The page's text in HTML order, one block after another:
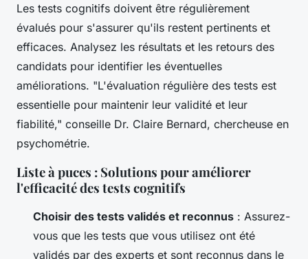
Les tests cognitifs doivent être régulièrement
évalués pour s'assurer qu'ils restent pertinents et
efficaces. Analysez les résultats et les retours des
candidats pour identifier les éventuelles
améliorations. "L'évaluation régulière des tests est
essentielle pour maintenir leur validité et leur
fiabilité," conseille Dr. Claire Bernard, chercheuse en
psychométrie.
Liste à puces : Solutions pour améliorer
l'efficacité des tests cognitifs
Choisir des tests validés et reconnus : Assurez-
vous que les tests que vous utilisez ont été
validés par des experts et sont reconnus dans le